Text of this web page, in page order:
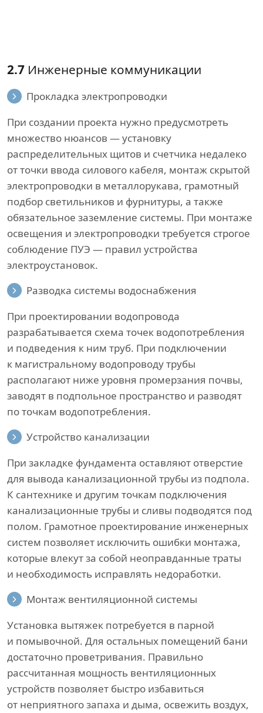
2.7 Инженерные коммуникации
Прокладка электропроводки
При создании проекта нужно предусмотреть
множество нюансов — установку
распределительных щитов и счетчика недалеко
от точки ввода силового кабеля, монтаж скрытой
электропроводки в металлорукава, грамотный
подбор светильников и фурнитуры, а также
обязательное заземление системы. При монтаже
освещения и электропроводки требуется строгое
соблюдение ПУЭ — правил устройства
электроустановок.
Разводка системы водоснабжения
При проектировании водопровода
разрабатывается схема точек водопотребления
и подведения к ним труб. При подключении
к магистральному водопроводу трубы
располагают ниже уровня промерзания почвы,
заводят в подпольное пространство и разводят
по точкам водопотребления.
Устройство канализации
При закладке фундамента оставляют отверстие
для вывода канализационной трубы из подпола.
К сантехнике и другим точкам подключения
канализационные трубы и сливы подводятся под
полом. Грамотное проектирование инженерных
систем позволяет исключить ошибки монтажа,
которые влекут за собой неоправданные траты
и необходимость исправлять недоработки.
Монтаж вентиляционной системы
Установка вытяжек потребуется в парной
и помывочной. Для остальных помещений бани
достаточно проветривания. Правильно
рассчитанная мощность вентиляционных
устройств позволяет быстро избавиться
от неприятного запаха и дыма, освежить воздух,